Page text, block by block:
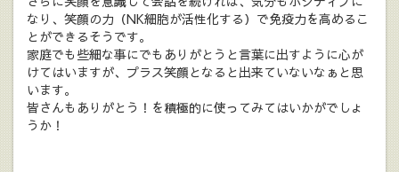
なり、笑顔の力（NK細胞が活性化する）で免疫力を高めるこ
とができるそうです。
家庭でも些細な事にでもありがとうと言葉に出すように心が
けてはいますが、プラス笑顔となると出来ていないなぁと思
います。
皆さんもありがとう！を積極的に使ってみてはいかがでしょ
うか！